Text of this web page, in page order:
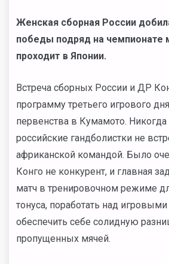
Женская сборная России
победы подряд на чемпионате
проходит в Японии.
Встреча сборных России и ДР
программу третьего игрового
первенства в Кумамото.
российские гандболистки не
африканской командой. Было
Конго не конкурент, и главная
матч в тренировочном режиме
тонуса, поработать над
обеспечить себе солидную
пропущенных мячей.